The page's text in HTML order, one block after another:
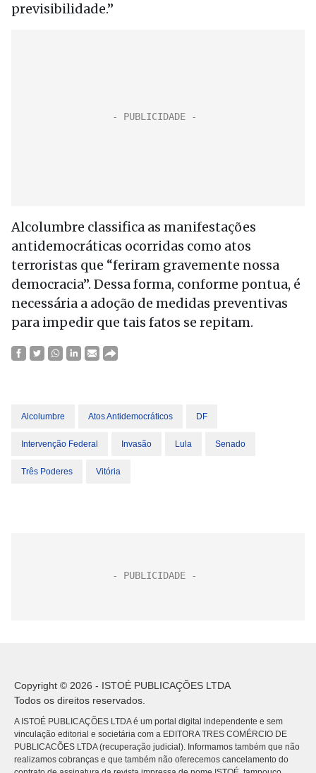
previsibilidade.”
Alcolumbre classifica as manifestações
antidemocráticas ocorridas como atos
terroristas que “feriram gravemente nossa
democracia”. Dessa forma, conforme pontua, é
necessária a adoção de medidas preventivas
para impedir que tais fatos se repitam.
Alcolumbre Atos Antidemocráticos DF
Intervenção Federal Invasão Lula Senado
Três Poderes Vitória
Copyright © 2026 - ISTOÉ PUBLICAÇÕES LTDA
Todos os direitos reservados.
A ISTOÉ PUBLICAÇÕES LTDA é um portal digital independente e sem
vinculação editorial e societária com a EDITORA TRES COMÉRCIO DE
PUBLICACÕES LTDA (recuperação judicial). Informamos também que não
realizamos cobranças e que também não oferecemos cancelamento do